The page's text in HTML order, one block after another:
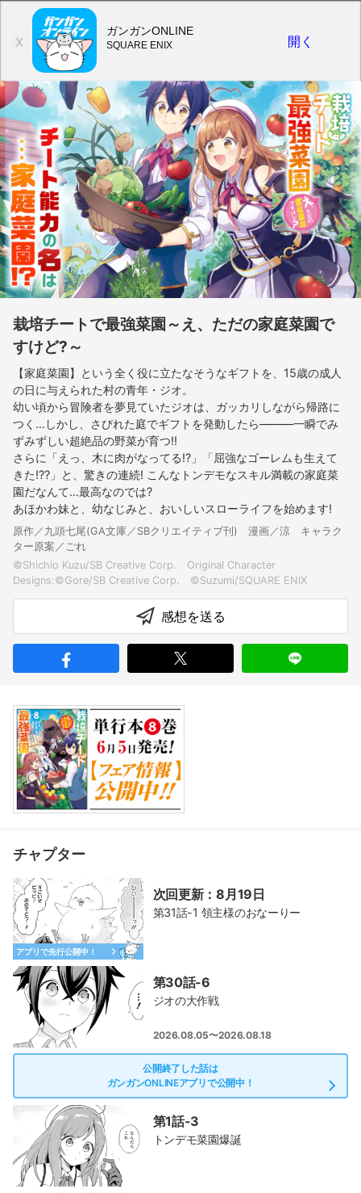
栽培チートで最強菜園～え、ただの家庭菜園で
すけど?～
【家庭菜園】という全く役に立たなそうなギフトを、15歳の成人
の日に与えられた村の青年・ジオ。
幼い頃から冒険者を夢見ていたジオは、ガッカリしながら帰路に
つく…しかし、さびれた庭でギフトを発動したら―――一瞬でみ
ずみずしい超絶品の野菜が育つ!!
さらに「えっ、木に肉がなってる!?」「屈強なゴーレムも生えて
きた!??」と、驚きの連続! こんなトンデモなスキル満載の家庭菜
園だなんて…最高なのでは?
あほかわ妹と、幼なじみと、おいしいスローライフを始めます!
原作／九頭七尾(GA文庫／SBクリエイティブ刊) 漫画／涼 キャラク
ター原案／ごれ
©Shichio Kuzu/SB Creative Corp. Original Character
感想を送る
チャプター
アプリで先行公開中！
次回更新：8月19日
第31話-1 領主様のおなーりー
第30話-6
ジオの大作戦
2026.08.05〜2026.08.18
公開終了した話は
ガンガンONLINEアプリで公開中！
第1話-3
トンデモ菜園爆誕
X
ガンガンONLINE
SQUARE ENIX 開く